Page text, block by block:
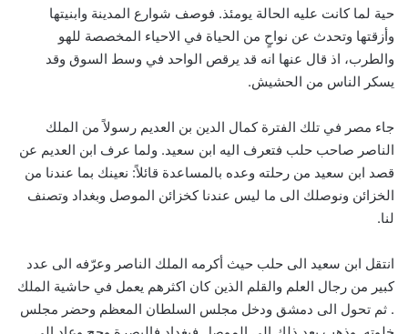
حية لما كانت عليه الحالة يومئذ. فوصف شوارع المدينة وابنيتها
وأزقتها وتحدث عن نواحٍ من الحياة في الاحياء المخصصة للهو
والطرب، اذ قال عنها انه قد يرقص الواحد في وسط السوق وقد
يسكر الناس من الحشيش.
جاء مصر في تلك الفترة كمال الدين بن العديم رسولاً من الملك
الناصر صاحب حلب فتعرف اليه ابن سعيد. ولما عرف ابن العديم عن
قصد ابن سعيد من رحلته وعده بالمساعدة قائلاً: نعينك بما عندنا من
الخزائن ونوصلك الى ما ليس عندنا كخزائن الموصل وبغداد وتصنف
لنا.
انتقل ابن سعيد الى حلب حيث أكرمه الملك الناصر وعرّفه الى عدد
كبير من رجال العلم والقلم الذين كان اكثرهم يعمل في حاشية الملك
. ثم تحول الى دمشق ودخل مجلس السلطان المعظم وحضر مجلس